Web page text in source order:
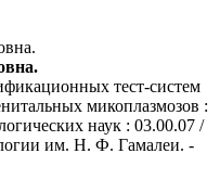
тест-систем
микоплазмозов :
наук : 03.00.07 /
им. Н. Ф. Гамалеи. -